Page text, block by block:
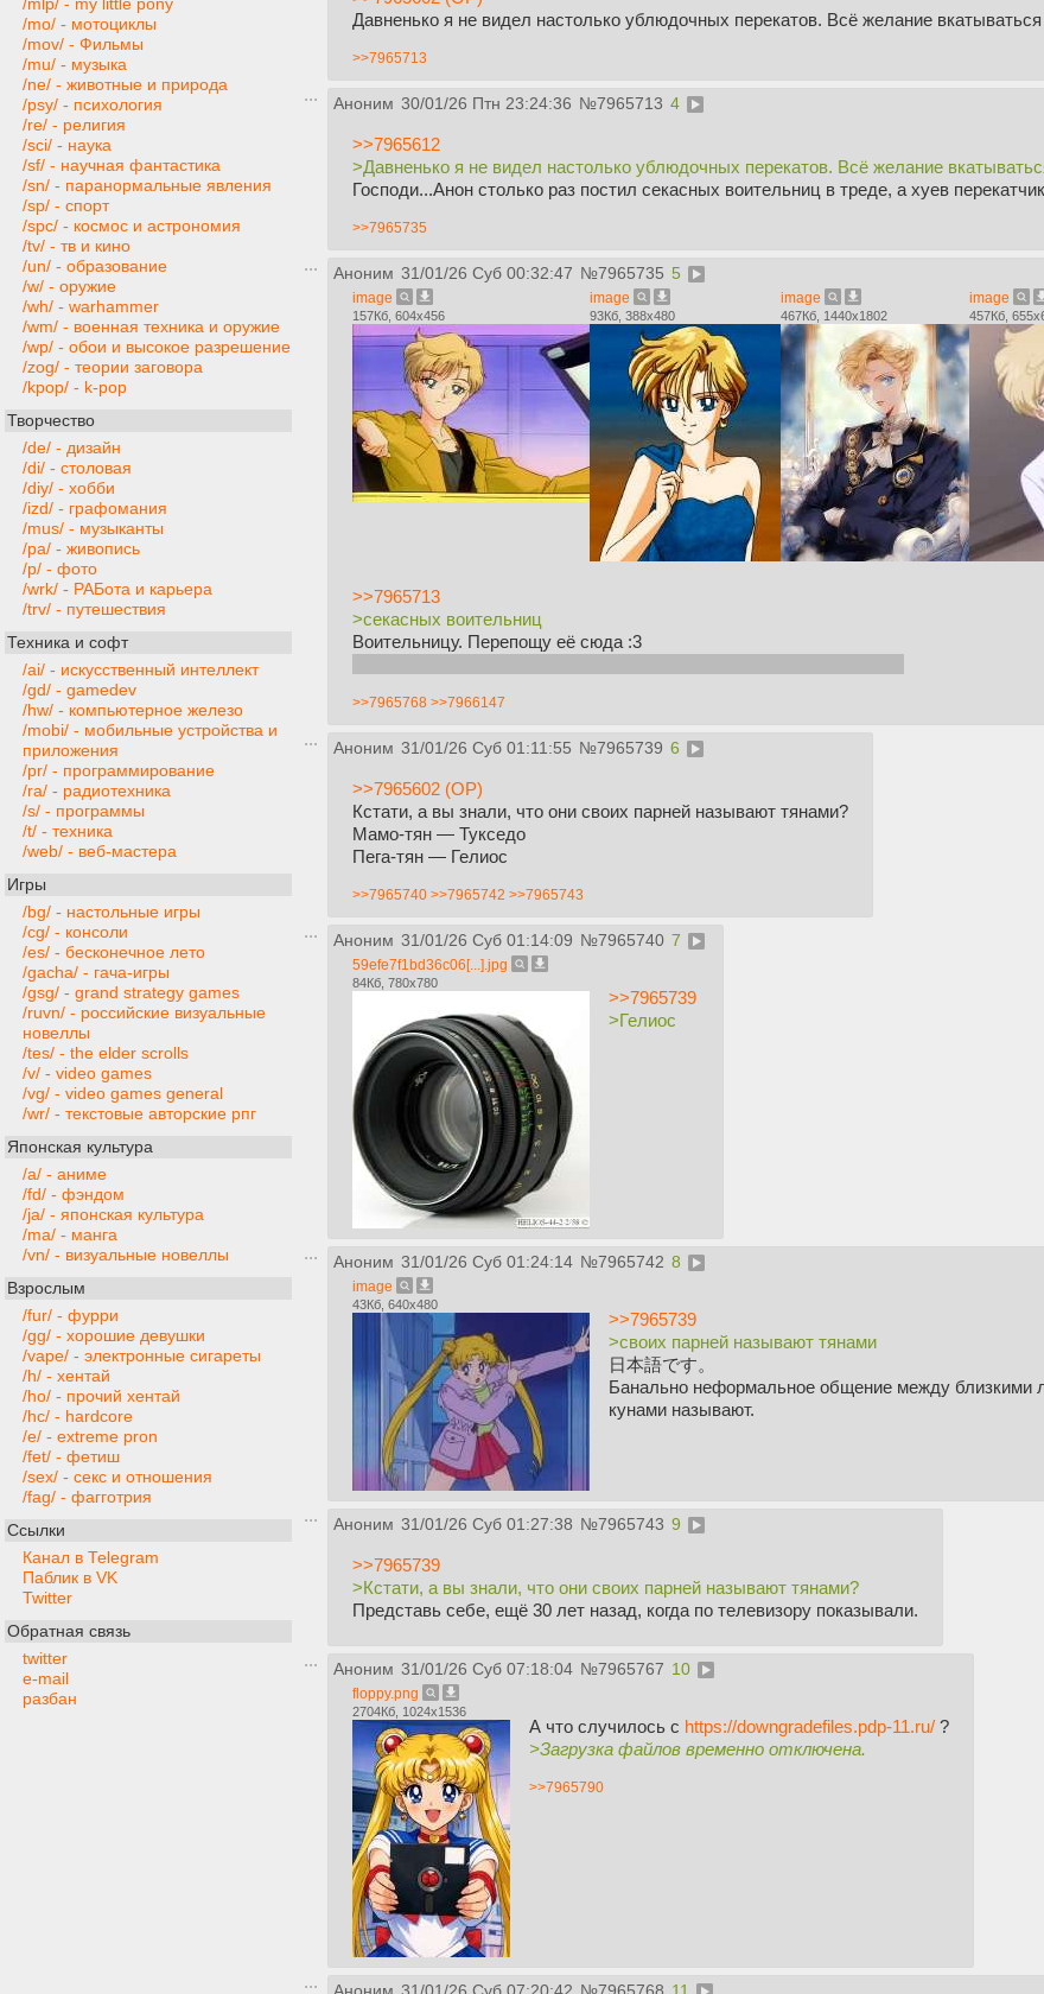
/mlp/ - my little pony
/mo/ - мотоциклы
/mov/ - Фильмы
/mu/ - музыка
/ne/ - животные и природа
/psy/ - психология
/re/ - религия
/sci/ - наука
/sf/ - научная фантастика
/sn/ - паранормальные явления
/sp/ - спорт
/spc/ - космос и астрономия
/tv/ - тв и кино
/un/ - образование
/w/ - оружие
/wh/ - warhammer
/wm/ - военная техника и оружие
/wp/ - обои и высокое разрешение
/zog/ - теории заговора
/kpop/ - k-pop
Творчество
/de/ - дизайн
/di/ - столовая
/diy/ - хобби
/izd/ - графомания
/mus/ - музыканты
/pa/ - живопись
/p/ - фото
/wrk/ - РАБота и карьера
/trv/ - путешествия
Техника и софт
/ai/ - искусственный интеллект
/gd/ - gamedev
/hw/ - компьютерное железо
/mobi/ - мобильные устройства и
приложения
/pr/ - программирование
/ra/ - радиотехника
/s/ - программы
/t/ - техника
/web/ - веб-мастера
Игры
/bg/ - настольные игры
/cg/ - консоли
/es/ - бесконечное лето
/gacha/ - гача-игры
/gsg/ - grand strategy games
/ruvn/ - российские визуальные
новеллы
/tes/ - the elder scrolls
/v/ - video games
/vg/ - video games general
/wr/ - текстовые авторские рпг
Японская культура
/a/ - аниме
/fd/ - фэндом
/ja/ - японская культура
/ma/ - манга
/vn/ - визуальные новеллы
Взрослым
/fur/ - фурри
/gg/ - хорошие девушки
/vape/ - электронные сигареты
/h/ - хентай
/ho/ - прочий хентай
/hc/ - hardcore
/e/ - extreme pron
/fet/ - фетиш
/sex/ - секс и отношения
/fag/ - фагготрия
Ссылки
Канал в Telegram
Паблик в VK
Twitter
Обратная связь
twitter
e-mail
разбан
Давненько я не видел настолько ублюдочных перекатов. Всё желание
>>7965713
Аноним 30/01/26 Птн 23:24:36 №7965713 4
>>7965612
>Давненько я не видел настолько ублюдочных перекатов. Всё желание
Господи...Анон столько раз постил секасных воительниц в треде, а хуев
>>7965735
Аноним 31/01/26 Суб 00:32:47 №7965735 5
image
157Кб, 604x456
image
93Кб, 388x480
image
467Кб, 1440x1802
image
457Кб,
>>7965713
>секасных воительниц
Воительницу. Перепощу её сюда :3
>>7965768 >>7966147
Аноним 31/01/26 Суб 01:11:55 №7965739 6
>>7965602 (OP)
Кстати, а вы знали, что они своих парней называют тянами?
Мамо-тян — Тукседо
Пега-тян — Гелиос
>>7965740 >>7965742 >>7965743
Аноним 31/01/26 Суб 01:14:09 №7965740 7
59efe7f1bd36c06[...].jpg
84Кб, 780x780
>>7965739
>Гелиос
Аноним 31/01/26 Суб 01:24:14 №7965742 8
image
43Кб, 640x480
>>7965739
>своих парней называют тянами
日本語です。
Банально неформальное общение между близкими
кунами называют.
Аноним 31/01/26 Суб 01:27:38 №7965743 9
>>7965739
>Кстати, а вы знали, что они своих парней называют тянами?
Представь себе, ещё 30 лет назад, когда по телевизору показывали.
Аноним 31/01/26 Суб 07:18:04 №7965767 10
floppy.png
2704Кб, 1024x1536
А что случилось с https://downgradefiles.pdp-11.ru/ ?
>Загрузка файлов временно отключена.
>>7965790